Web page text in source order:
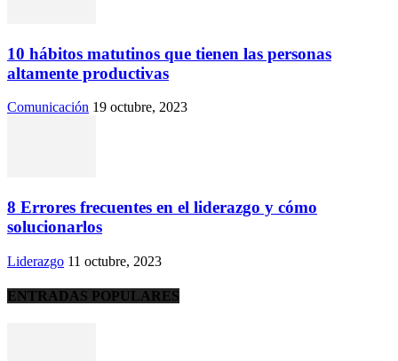
10 hábitos matutinos que tienen las personas
altamente productivas
Comunicación 19 octubre, 2023
8 Errores frecuentes en el liderazgo y cómo
solucionarlos
Liderazgo 11 octubre, 2023
ENTRADAS POPULARES